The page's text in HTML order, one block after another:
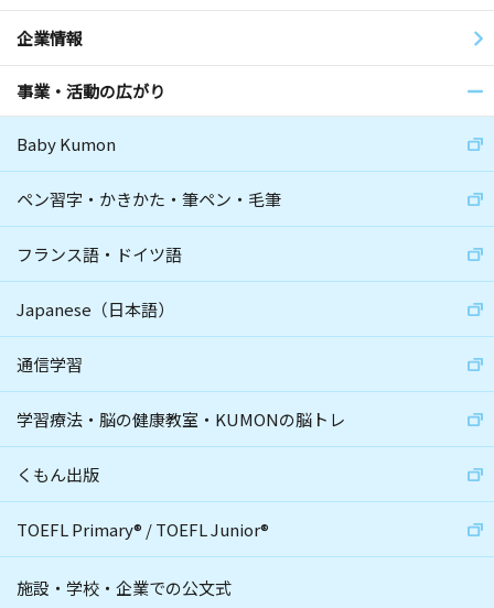
企業情報
事業・活動の広がり
Baby Kumon
ペン習字・かきかた・筆ペン・毛筆
フランス語・ドイツ語
Japanese（日本語）
通信学習
学習療法・脳の健康教室・KUMONの脳トレ
くもん出版
TOEFL Primary® /TOEFL Junior®
施設・学校・企業での公文式